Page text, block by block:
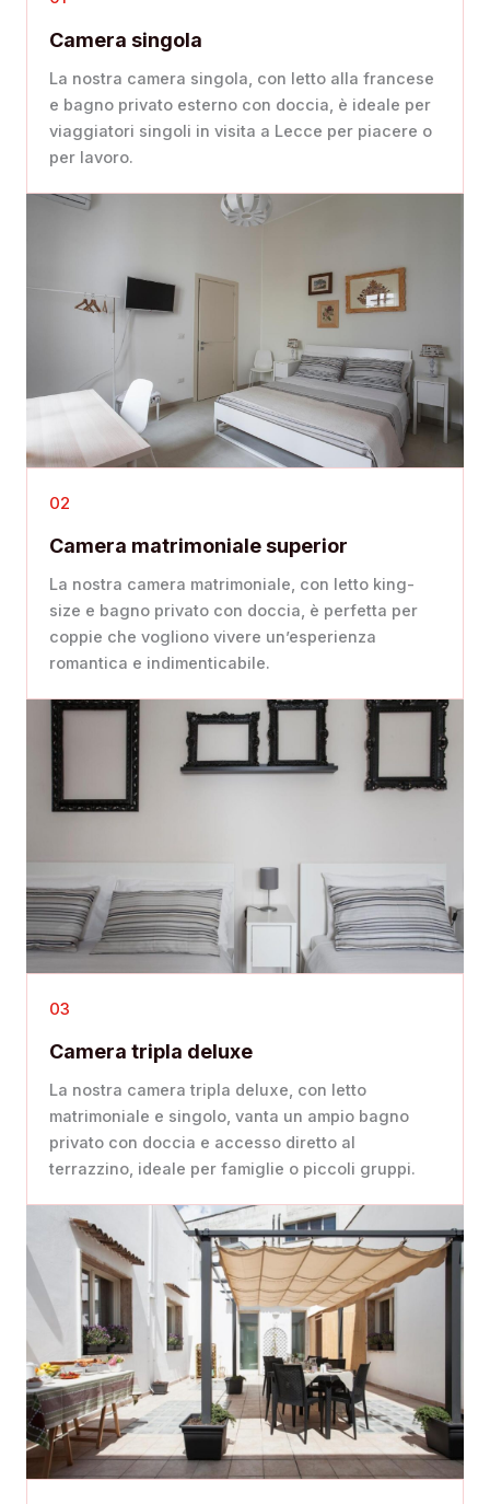
Camera singola
La nostra camera singola, con letto alla francese
e bagno privato esterno con doccia, è ideale per
viaggiatori singoli in visita a Lecce per piacere o
per lavoro.
02
Camera matrimoniale superior
La nostra camera matrimoniale, con letto king-
size e bagno privato con doccia, è perfetta per
coppie che vogliono vivere un’esperienza
romantica e indimenticabile.
03
Camera tripla deluxe
La nostra camera tripla deluxe, con letto
matrimoniale e singolo, vanta un ampio bagno
privato con doccia e accesso diretto al
terrazzino, ideale per famiglie o piccoli gruppi.